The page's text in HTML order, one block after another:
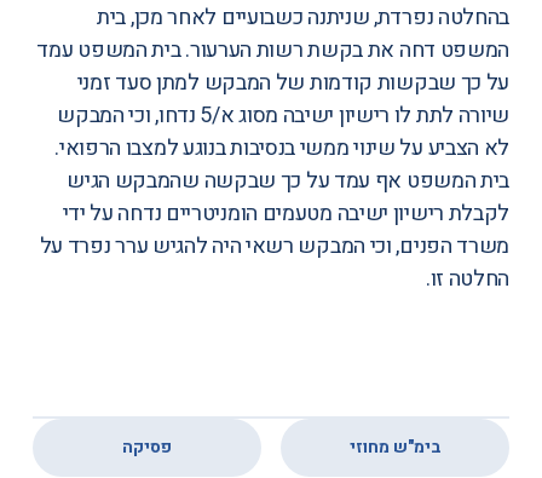
בהחלטה נפרדת, שניתנה כשבועיים לאחר מכן, בית
המשפט דחה את בקשת רשות הערעור. בית המשפט עמד
על כך שבקשות קודמות של המבקש למתן סעד זמני
שיורה לתת לו רישיון ישיבה מסוג א/5 נדחו, וכי המבקש
לא הצביע על שינוי ממשי בנסיבות בנוגע למצבו הרפואי.
בית המשפט אף עמד על כך שבקשה שהמבקש הגיש
לקבלת רישיון ישיבה מטעמים הומניטריים נדחה על ידי
משרד הפנים, וכי המבקש רשאי היה להגיש ערר נפרד על
החלטה זו.
בימ"ש מחוזי פסיקה